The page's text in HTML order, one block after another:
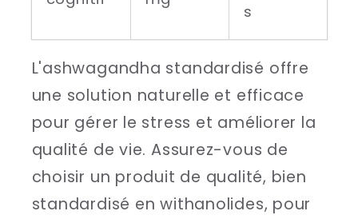
s
L'ashwagandha standardisé offre
une solution naturelle et efficace
pour gérer le stress et améliorer la
qualité de vie. Assurez-vous de
choisir un produit de qualité, bien
standardisé en withanolides, pour